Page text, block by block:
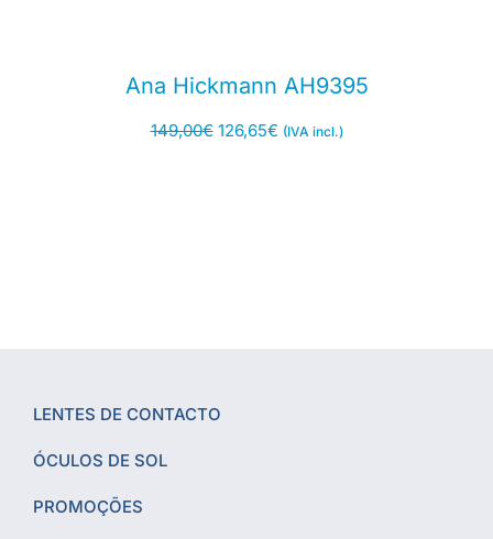
Ana Hickmann AH9395
149,00€ 126,65€ (IVA incl.)
LENTES DE CONTACTO
ÓCULOS DE SOL
PROMOÇÕES